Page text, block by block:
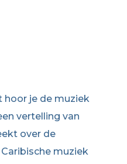
hoor je de muziek
vertelling van
over de
muziek